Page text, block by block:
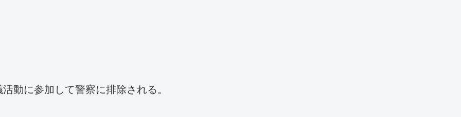
動に参加して警察に排除される。